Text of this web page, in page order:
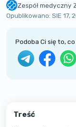
Zespół medyczny
Zespół
Opublikowano:SIE 17,
Podoba Ci się to,
Treść